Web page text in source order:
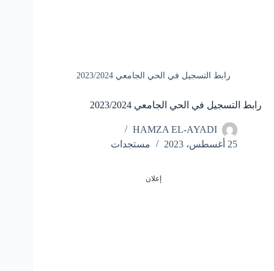
رابط التسجيل في الحي الجامعي 2023/2024
رابط التسجيل في الحي الجامعي 2023/2024
HAMZA EL-AYADI
25 أغسطس، 2023
مستجدات
إعلان